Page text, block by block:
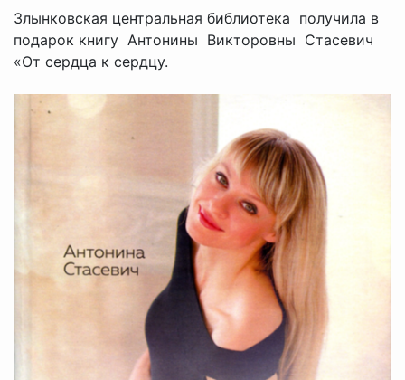
Злынковская центральная библиотека получила в
подарок книгу Антонины Викторовны Стасевич
«От сердца к сердцу.